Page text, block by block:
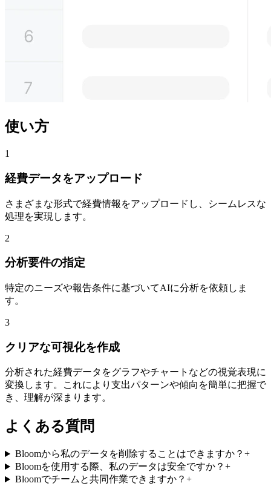
使い方
1
経費データをアップロード
さまざまな形式で経費情報をアップロードし、シームレスな
処理を実現します。
2
分析要件の指定
特定のニーズや報告条件に基づいてAIに分析を依頼しま
す。
3
クリアな可視化を作成
分析された経費データをグラフやチャートなどの視覚表現に
変換します。これにより支出パターンや傾向を簡単に把握で
き、理解が深まります。
よくある質問
Bloomから私のデータを削除することはできますか？ +
Bloomを使用する際、私のデータは安全ですか？ +
Bloomでチームと共同作業できますか？ +